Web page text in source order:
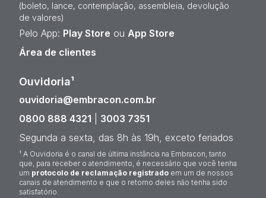
(boleto, lance, contemplação, assembleia, devolução
de valores)
Pelo App: Play Store ou App Store
Área de clientes
Ouvidoria¹
ouvidoria@embracon.com.br
0800 888 4321
3003 7351
Segunda a sexta, das 8h às 19h, exceto feriados
¹ A Ouvidoria é o canal de última instância na Embracon, tanto
que, para receber o atendimento, é necessário que você tenha
um protocolo de reclamação registrado em um de nossos
canais de atendimento e que o retorno deles não tenha sido
satisfatório.